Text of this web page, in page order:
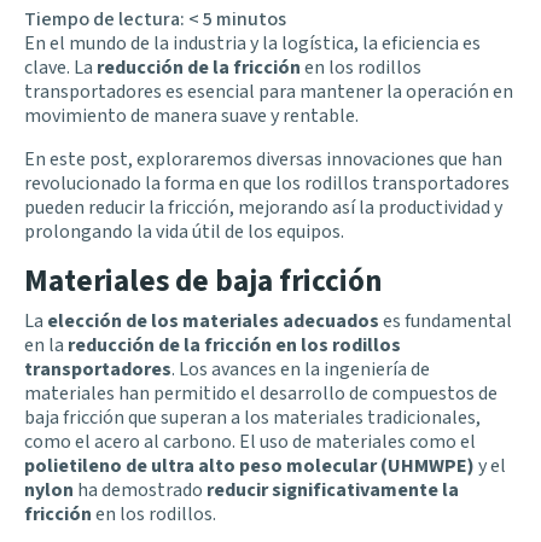
Tiempo de lectura: < 5 minutos
En el mundo de la industria y la logística, la eficiencia es
clave. La reducción de la fricciónen los rodillos
transportadores es esencial para mantener la operación en
movimiento de manera suave y rentable.
En este post, exploraremos diversas innovaciones que han
revolucionado la forma en que los rodillos transportadores
pueden reducir la fricción, mejorando así la productividad y
prolongando la vida útil de los equipos.
Materiales de baja fricción
La elección de los materiales adecuadoses fundamental
en la reducción de la fricción en los rodillos
transportadores. Los avances en la ingeniería de
materiales han permitido el desarrollo de compuestos de
baja fricción que superan a los materiales tradicionales,
como el acero al carbono. El uso de materiales como el
polietileno de ultra alto peso molecular (UHMWPE)y el
nylon ha demostrado reducir significativamente la
fricciónen los rodillos.